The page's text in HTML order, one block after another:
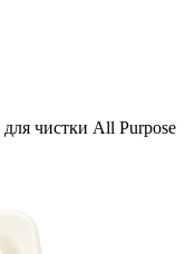
чистки All Purpose